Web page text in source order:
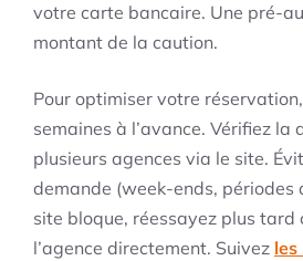
votre carte bancaire. Une pré-
montant de la caution.
Pour optimiser votre
semaines à l’avance. Vérifiez la
plusieurs agences via le site.
demande (week-ends, périodes
site bloque, réessayez plus tard
l’agence directement. Suivez les